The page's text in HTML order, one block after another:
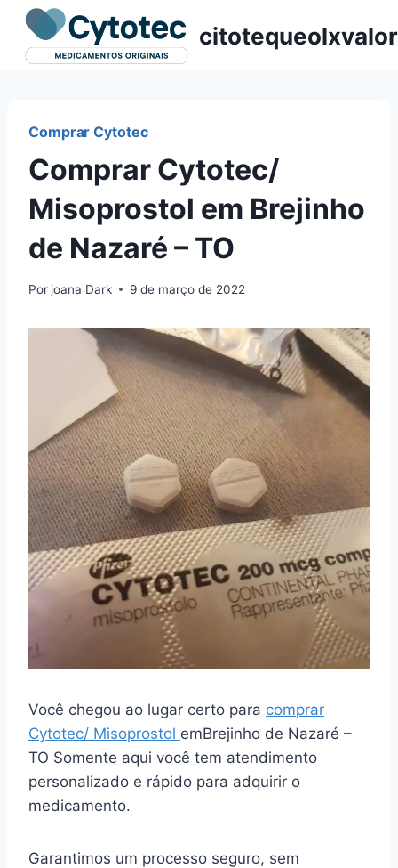
Pular
para
citotequeolxvalor
Comprar Cytotec
Comprar Cytotec/
Misoprostol em Brejinho
de Nazaré – TO
Por joana Dark 9 de março de 2022
Você chegou ao lugar certo para comprar
Cytotec/ Misoprostol emBrejinho de Nazaré –
TO Somente aqui você tem atendimento
personalizado e rápido para adquirir o
medicamento.
Garantimos um processo seguro, sem